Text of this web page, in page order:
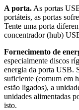
A porta. As portas
portáteis, as portas
Tente uma porta
concentrador (hub)
Fornecimento de
especialmente discos
energia da porta USB.
suficiente (comum em
estão ligados), a
unidades alimentadas
isto.